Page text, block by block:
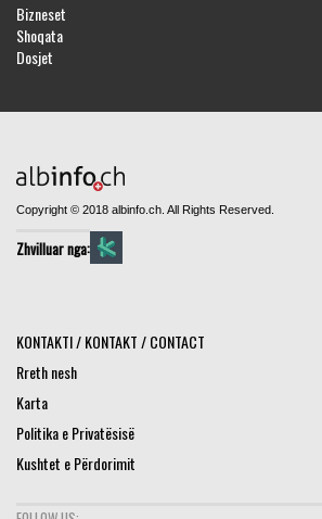
Bizneset
Shoqata
Dosjet
Copyright © 2018 albinfo.ch. All Rights Reserved.
Zhvilluar nga:
KONTAKTI / KONTAKT / CONTACT
Rreth nesh
Karta
Politika e Privatësisë
Kushtet e Përdorimit